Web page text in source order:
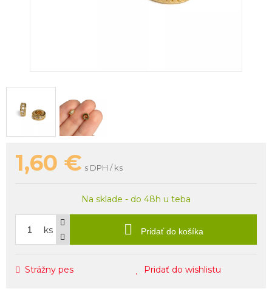
1,60 € s DPH / ks
Na sklade - do 48h u teba
ks Pridať do košíka
Strážny pes Pridať do wishlistu